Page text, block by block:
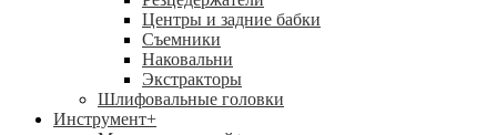
Центры и задние бабки
Съемники
Наковальни
Экстракторы
Шлифовальные головки
Инструмент+